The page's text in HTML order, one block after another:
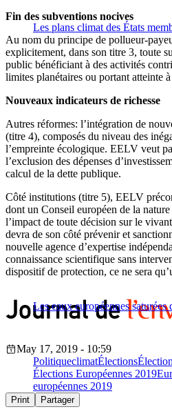
Les plans climat des États
Fin des subventions nocives
Au nom du principe de pollueur-
explicitement, dans son titre 3, toute
public bénéficiant à des activités
limites planétaires ou portant atteinte
Nouveaux indicateurs de richesse
Autres réformes: l’intégration de
(titre 4), composés du niveau des
l’empreinte écologique. EELV veut
l’exclusion des dépenses
calcul de la dette publique.
Côté institutions (titre 5), EELV
dont un Conseil européen de la
l’impact de toute décision sur le
devra de son côté prévenir et
nouvelle agence d’expertise
connaissance scientifique sans
dispositif de protection, ce ne sera
Les eaux européennes saturées
May 17, 2019 - 10:59
PolitiqueclimatÉlections
Élections Européennes 2019
européennes 2019
Print Partager